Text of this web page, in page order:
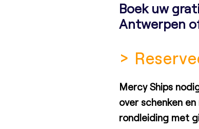
Boek uw
Antwerpen
>
Mercy Ships
over schenken
rondleiding met